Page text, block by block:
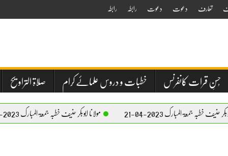
تعارف دعوت دعوت رابطہ رابطہ
حُسنِ قرات کانفرنس خطبات و دروس علمائے کرام صلاۃ التراویح
2023-04-21 مولانا ابوبکر حنیف خطبہ جمعۃ المبارک 2023-04-21